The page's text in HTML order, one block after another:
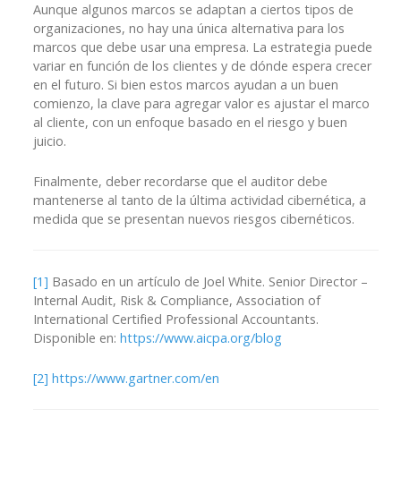
Aunque algunos marcos se adaptan a ciertos tipos de
organizaciones, no hay una única alternativa para los
marcos que debe usar una empresa. La estrategia puede
variar en función de los clientes y de dónde espera crecer
en el futuro. Si bien estos marcos ayudan a un buen
comienzo, la clave para agregar valor es ajustar el marco
al cliente, con un enfoque basado en el riesgo y buen
juicio.
Finalmente, deber recordarse que el auditor debe
mantenerse al tanto de la última actividad cibernética, a
medida que se presentan nuevos riesgos cibernéticos.
[1] Basado en un artículo de Joel White. Senior Director –
Internal Audit, Risk & Compliance, Association of
International Certified Professional Accountants.
Disponible en: https://www.aicpa.org/blog
[2] https://www.gartner.com/en